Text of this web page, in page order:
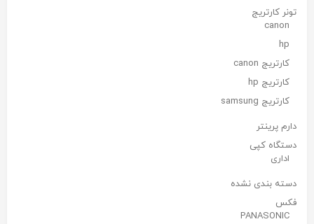
تونر کارتریج
canon
hp
کارتریج canon
کارتریج hp
کارتریج samsung
دارم پرینتر
دستگاه کپی
اداری
دسته بندی نشده
فکس
PANASONIC